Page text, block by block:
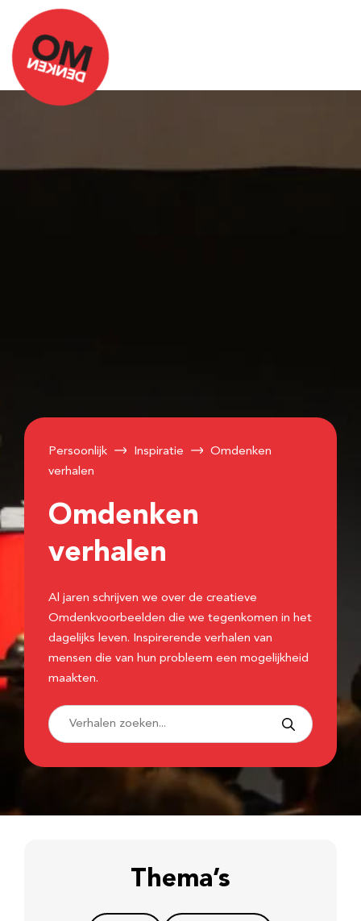
Persoonlijk Inspiratie
Omdenken
verhalen
Omdenken
verhalen
Al jaren schrijven we over de creatieve
Omdenkvoorbeelden die we tegenkomen in het
dagelijks leven. Inspirerende verhalen van
mensen die van hun probleem een mogelijkheid
maakten.
Thema’s